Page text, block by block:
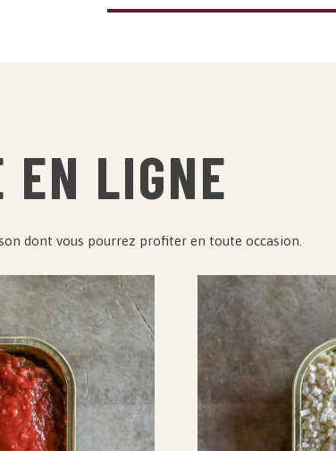
EN LIGNE
dont vous pourrez profiter en toute occasion.